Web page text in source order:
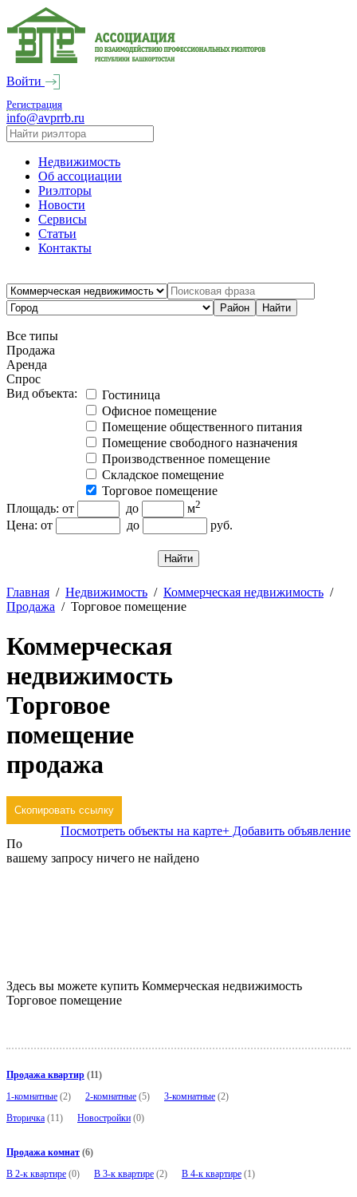
Войти
Регистрация
info@avprrb.ru
Недвижимость
Об ассоциации
Риэлторы
Новости
Сервисы
Статьи
Контакты
Все типы
Продажа
Аренда
Спрос
Вид объекта:
Гостиница
Офисное помещение
Помещение общественного питания
Помещение свободного назначения
Производственное помещение
Складское помещение
Торговое помещение
Площадь: от
до м2
Цена: от до руб.
Главная / Недвижимость / Коммерческая недвижимость /
Продажа / Торговое помещение
Коммерческая
недвижимость
Торговое
помещение
продажа
Скопировать ссылку
Посмотреть объекты на карте+ Добавить объявление
По
вашему запросу ничего не найдено
Здесь вы можете купить Коммерческая недвижимость
Торговое помещение
Продажа квартир (11)
1-комнатные (2) 2-комнатные (5) 3-комнатные (2)
Вторичка (11) Новостройки (0)
Продажа комнат (6)
В 2-к квартире (0) В 3-к квартире (2) В 4-к квартире (1)